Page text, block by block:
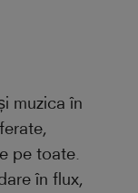
muzica în
pe toate.
în flux,